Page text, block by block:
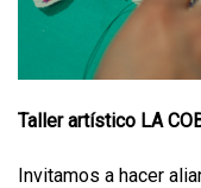
Taller artístico LA
Invitamos a hacer